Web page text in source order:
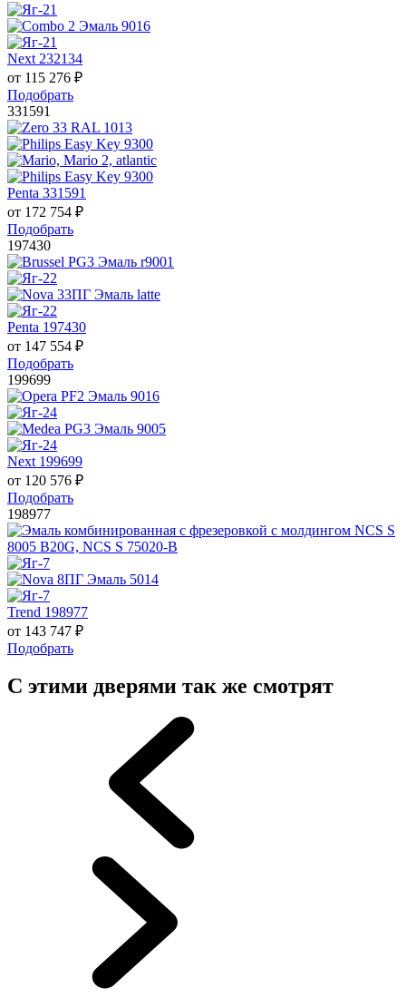
Next 232134
от 115 276 ₽
Подобрать
331591
Penta 331591
от 172 754 ₽
Подобрать
197430
Penta 197430
от 147 554 ₽
Подобрать
199699
Next 199699
от 120 576 ₽
Подобрать
198977
Trend 198977
от 143 747 ₽
Подобрать
С этими дверями так же смотрят